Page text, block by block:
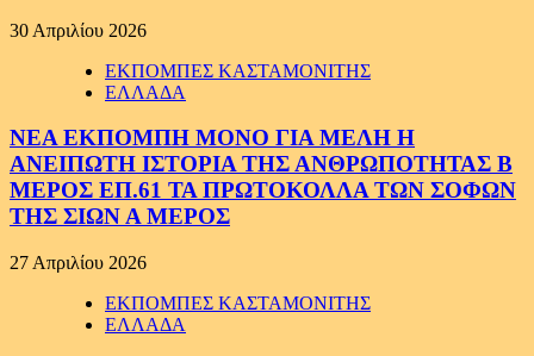
30 Απριλίου 2026
ΕΚΠΟΜΠΕΣ ΚΑΣΤΑΜΟΝΙΤΗΣ
ΕΛΛΑΔΑ
ΝΕΑ ΕΚΠΟΜΠΗ ΜΟΝΟ ΓΙΑ ΜΕΛΗ Η
ΑΝΕΙΠΩΤΗ ΙΣΤΟΡΙΑ ΤΗΣ ΑΝΘΡΩΠΟΤΗΤΑΣ Β
ΜΕΡΟΣ ΕΠ.61 ΤΑ ΠΡΩΤΟΚΟΛΛΑ ΤΩΝ ΣΟΦΩΝ
ΤΗΣ ΣΙΩΝ Α ΜΕΡΟΣ
27 Απριλίου 2026
ΕΚΠΟΜΠΕΣ ΚΑΣΤΑΜΟΝΙΤΗΣ
ΕΛΛΑΔΑ